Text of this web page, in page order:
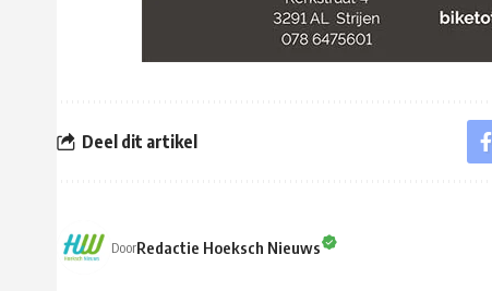
Deel dit artikel
DoorRedactie Hoeksch Nieuws